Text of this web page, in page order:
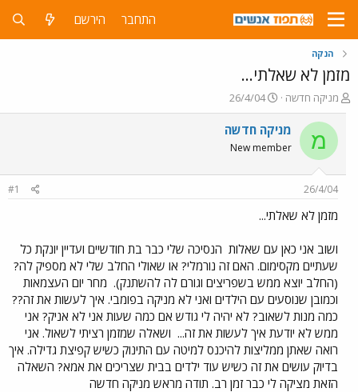
התחבר הירשם
הנקה
מזמן לא שאלתי...
פ
ו
ת
ח
ה
ש
א
מניקה חדשה
פ
ו
ר
ם
26/4/04
מ מניקה חדשה
New member
26/4/04
#1
מזמן לא שאלתי...
ושוב אני כאן עם שאלות הנסיכה שלי כבר בת חודשיים ועדיין יונקת כל
שעתיים מקסימום. האם זה נורמלי? או שאולי החלב שלי לא מספיק לה?
(החלב יוצא ממש בשפריצים וגורם לה להשתנק). מחר יום העצמאות
וכמובן שנוסעים עם הילדים ואני לא מניקה בפומבי. איך לעשות את זה??
כמה מנות לשאוב? לא יהיה לי גודש אם כמה שעות אני לא אניק? אני
ממש לא יודעת איך לעשות את זה... ושאלה שמזמן רציתי לשאול. אני
רואה שאתן ממליצות להיכנס למיטה עם התינוק כשיש קפיצת גדילה. איך
בדיוק עושים את זה כשיש עוד ילדים בבית שצריכים את אמא? השאלה
הזאת מציקה לי כבר זמן רב. תודה מראש מניקה חדשה